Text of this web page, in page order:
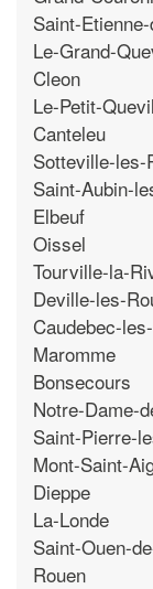
Saint-
Le-Grand-
Cleon
Le-Petit-
Canteleu
Sotteville-les-
Saint-Aubin-
Elbeuf
Oissel
Tourville-la-
Deville-les-
Caudebec-
Maromme
Bonsecours
Notre-Dame-
Saint-Pierre-
Mont-Saint-
Dieppe
La-Londe
Saint-Ouen-
Rouen